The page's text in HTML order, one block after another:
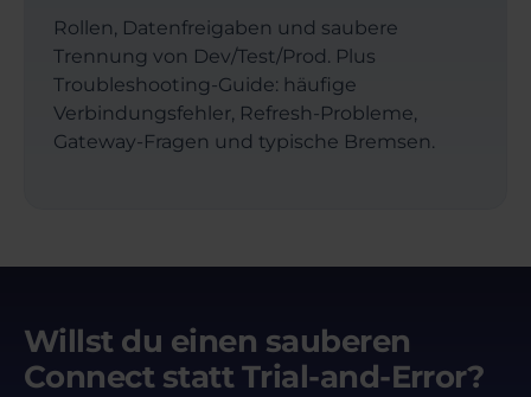
Rollen, Datenfreigaben und saubere
Trennung von Dev/Test/Prod. Plus
Troubleshooting-Guide: häufige
Verbindungsfehler, Refresh-Probleme,
Gateway-Fragen und typische Bremsen.
Willst du einen sauberen
Connect statt Trial-and-Error?